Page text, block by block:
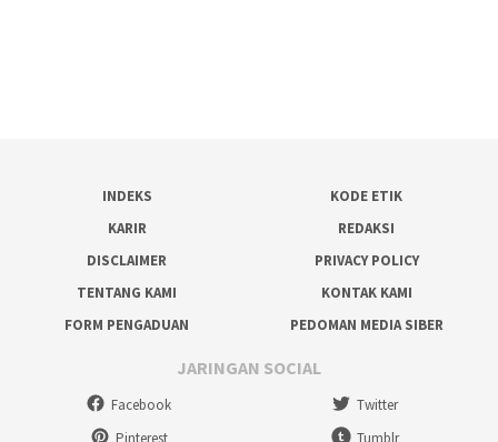
INDEKS
KODE ETIK
KARIR
REDAKSI
DISCLAIMER
PRIVACY POLICY
TENTANG KAMI
KONTAK KAMI
FORM PENGADUAN
PEDOMAN MEDIA SIBER
JARINGAN SOCIAL
Facebook
Twitter
Pinterest
Tumblr